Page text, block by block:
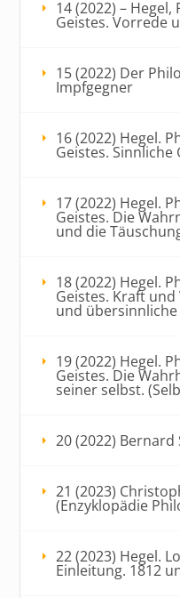
14 (2022) –
Geistes. Vorrede
15 (2022) Der
Impfgegner
16 (2022) Hegel.
Geistes. Sinnliche
17 (2022) Hegel.
Geistes. Die
und die
18 (2022) Hegel.
Geistes. Kraft
und
19 (2022) Hegel.
Geistes. Die
seiner selbst.
20 (2022)
21 (2023)
(Enzyklopädie
22 (2023) Hegel.
Einleitung. 1812